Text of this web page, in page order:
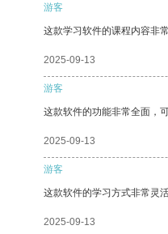
游客
这款学习软件的课程内容非
2025-09-13
游客
这款软件的功能非常全面，
2025-09-13
游客
这款软件的学习方式非常灵
2025-09-13